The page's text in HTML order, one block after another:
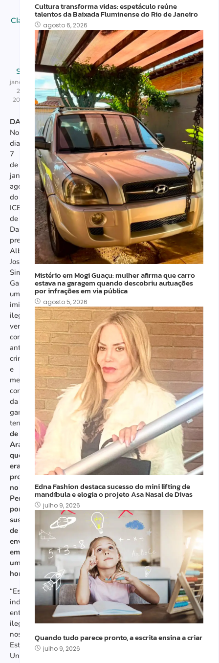
Carreira,
Classificados
Cultura,
Home
Outros
Segurança
janeiro
21,
2026
DALLAS —
No
dia
7
de
janeiro,
agentes
do
ICE
de
Dallas
prenderam
Alberth
Jose
Simancas-
Garcia,
um
imigrante
ilegal
venezuelano
com
antecedentes
criminais
e
membro
conhecido
da
gangue
terroristaTren
de
Aragua,
que
era
procurado
no
Peru
por
suspeita
de
envolvimento
em
um
homicídio.
“Este
indivíduo
entrou
ilegalmente
nos
Estados
Unidos
Cultura transforma vidas: espetáculo reúne
talentos da Baixada Fluminense do Rio de Janeiro
agosto 6, 2026
Mistério em Mogi Guaçu: mulher afirma que carro
estava na garagem quando descobriu autuações
por infrações em via pública
agosto 5, 2026
Edna Fashion destaca sucesso do mini lifting de
mandíbula e elogia o projeto Asa Nasal de Divas
julho 9, 2026
Quando tudo parece pronto, a escrita ensina a criar
julho 9, 2026